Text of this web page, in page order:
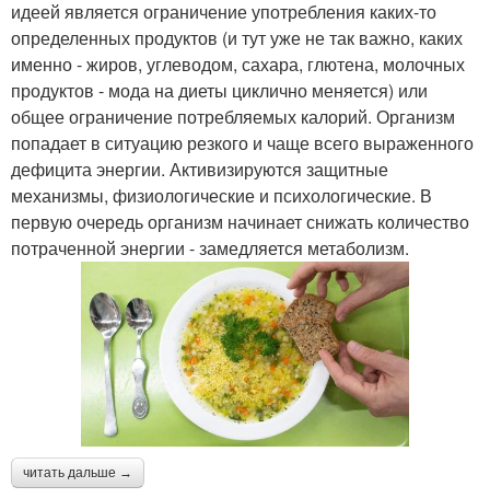
идеей является ограничение употребления каких-то
определенных продуктов (и тут уже не так важно, каких
именно - жиров, углеводом, сахара, глютена, молочных
продуктов - мода на диеты циклично меняется) или
общее ограничение потребляемых калорий. Организм
попадает в ситуацию резкого и чаще всего выраженного
дефицита энергии. Активизируются защитные
механизмы, физиологические и психологические. В
первую очередь организм начинает снижать количество
потраченной энергии - замедляется метаболизм.
читать дальше →